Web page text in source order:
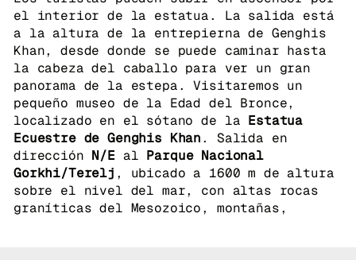
el interior de la estatua. La salida está
a la altura de la entrepierna de Genghis
Khan, desde donde se puede caminar hasta
la cabeza del caballo para ver un gran
panorama de la estepa. Visitaremos un
pequeño museo de la Edad del Bronce,
localizado en el sótano de la Estatua
Ecuestre de Genghis Khan. Salida en
dirección N/Eal Parque Nacional
Gorkhi/Terelj , ubicado a 1600 m de altura
sobre el nivel del mar, con altas rocas
graníticas del Mesozoico, montañas,